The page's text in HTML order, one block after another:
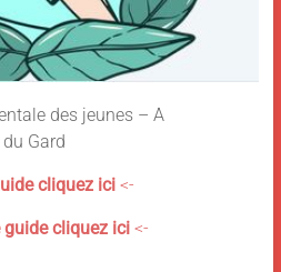
des jeunes – A
Gard
cliquez ici<-
guide cliquez ici<-